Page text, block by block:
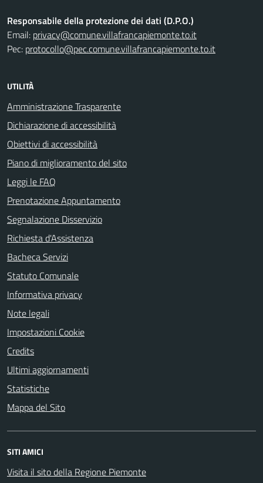
Responsabile della protezione dei dati (D.P.O.)
Email: privacy@comune.villafrancapiemonte.to.it
Pec: protocollo@pec.comune.villafrancapiemonte.to.it
UTILITÀ
Amministrazione Trasparente
Dichiarazione di accessibilità
Obiettivi di accessibilità
Piano di miglioramento del sito
Leggi le FAQ
Prenotazione Appuntamento
Segnalazione Disservizio
Richiesta d'Assistenza
Bacheca Servizi
Statuto Comunale
Informativa privacy
Note legali
Impostazioni Cookie
Credits
Ultimi aggiornamenti
Statistiche
Mappa del Sito
SITI AMICI
Visita il sito della Regione Piemonte